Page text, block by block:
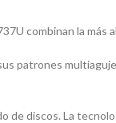
combinan la más
patrones
de discos. La